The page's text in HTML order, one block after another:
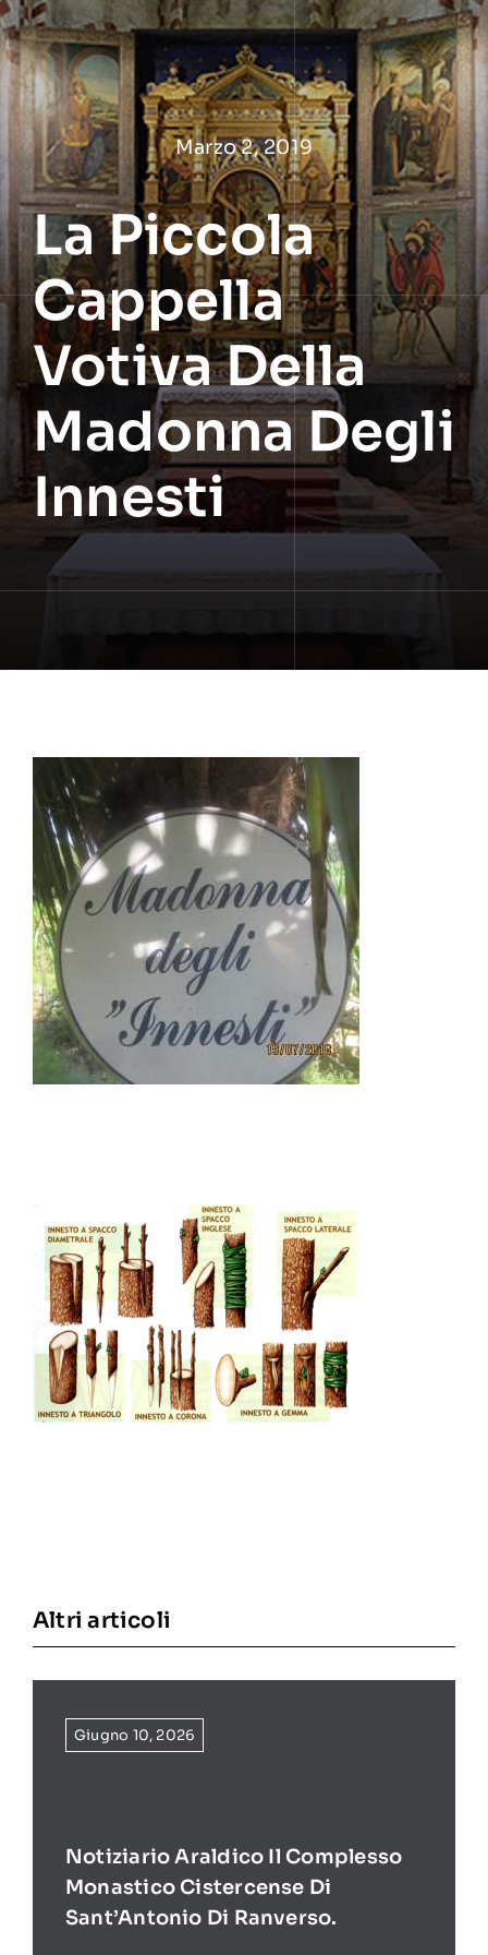
Salta
al
contenuto
Marzo 2, 2019
La Piccola
Cappella
Votiva Della
Madonna Degli
Innesti
Altri articoli
Giugno 10, 2026
Notiziario Araldico Il Complesso
Monastico Cistercense Di
Sant’Antonio Di Ranverso.